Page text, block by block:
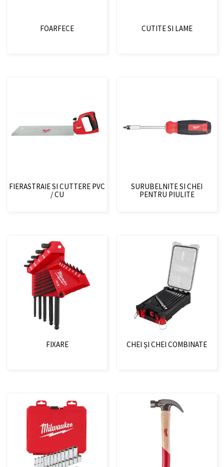
FOARFECE CUTITE SI LAME
FIERASTRAIE SI CUTTERE PVC
/ CU
SURUBELNITE SI CHEI
PENTRU PIULITE
FIXARE CHEI ȘI CHEI COMBINATE